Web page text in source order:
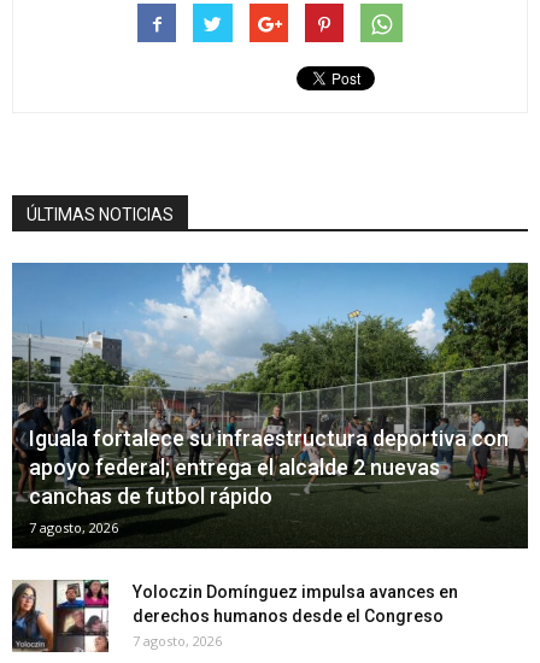
ÚLTIMAS NOTICIAS
Iguala fortalece su infraestructura deportiva con
apoyo federal; entrega el alcalde 2 nuevas
canchas de futbol rápido
7 agosto, 2026
Yoloczin Domínguez impulsa avances en
derechos humanos desde el Congreso
7 agosto, 2026